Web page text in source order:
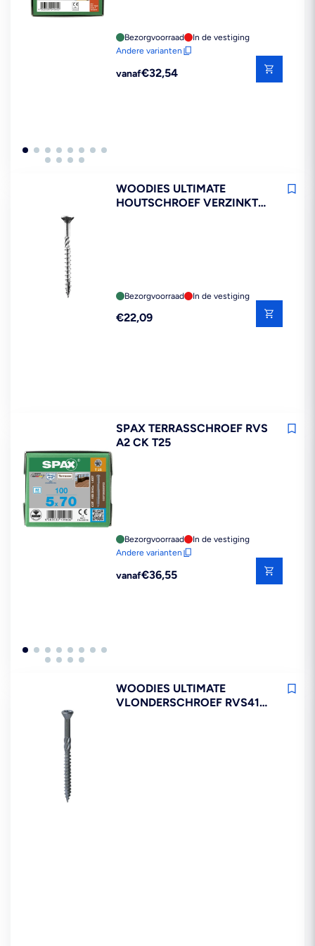
Bezorgvoorraad
In de vestiging
Andere varianten
Reguliere
vanaf€32,54
WOODIES ULTIMATE
HOUTSCHROEF VERZINKT
Bezorgvoorraad In de vestiging
Reguliere
€22,09
SPAX TERRASSCHROEF RVS
A2 CK T25
Bezorgvoorraad
In de vestiging
Andere varianten
Reguliere
vanaf€36,55
WOODIES ULTIMATE
VLONDERSCHROEF RVS410